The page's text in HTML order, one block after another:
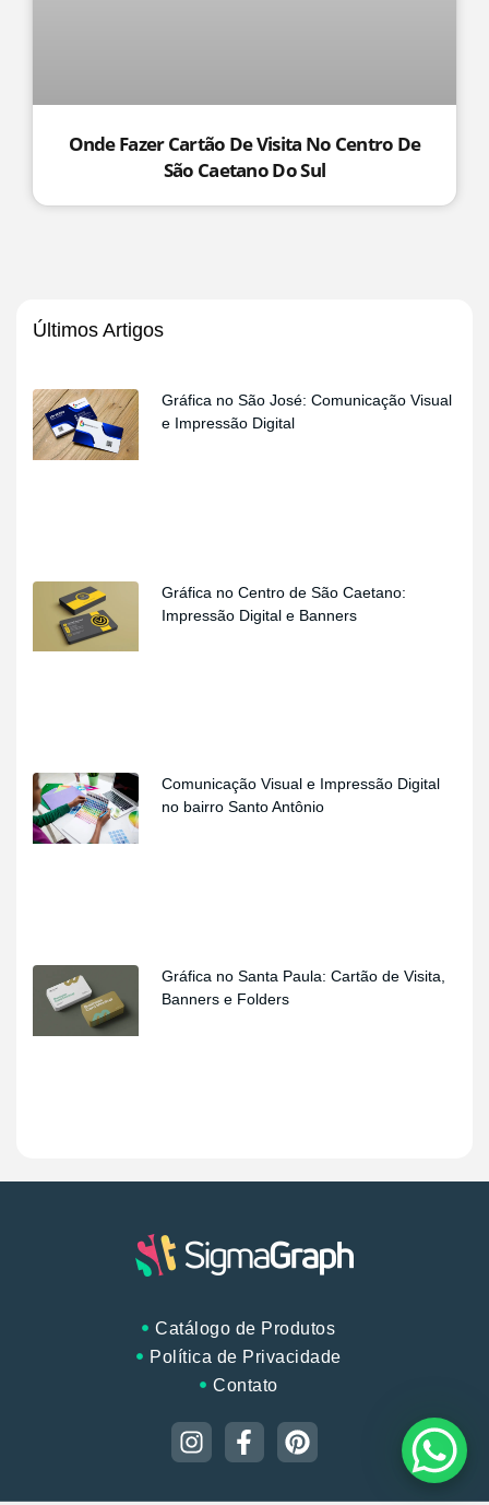
Onde Fazer Cartão De Visita No Centro De
São Caetano Do Sul
Últimos Artigos
Gráfica no São José: Comunicação Visual
e Impressão Digital
Gráfica no Centro de São Caetano:
Impressão Digital e Banners
Comunicação Visual e Impressão Digital
no bairro Santo Antônio
Gráfica no Santa Paula: Cartão de Visita,
Banners e Folders
Catálogo de Produtos
Política de Privacidade
Contato